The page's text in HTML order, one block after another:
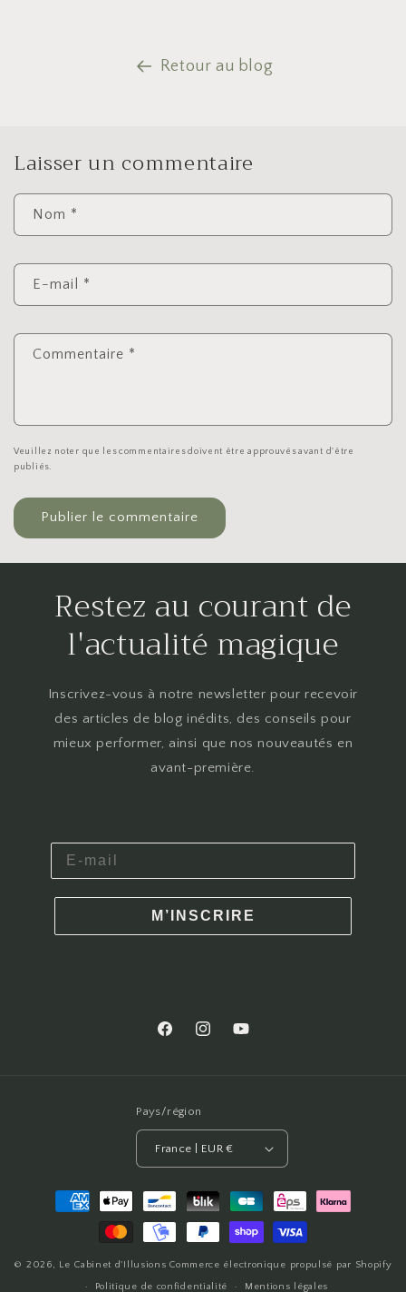
Retour au blog
Laisser un commentaire
Nom *
E-mail *
Commentaire *
Veuillez noter que les commentaires doivent être approuvés avant d'être
publiés.
Restez au courant de
l'actualité magique
Inscrivez-vous à notre newsletter pour recevoir
des articles de blog inédits, des conseils pour
mieux performer, ainsi que nos nouveautés en
avant-première.
M’INSCRIRE
FacebookInstagramYouTube
Pays/région
France | EUR €
Moyens
© 2026, Le Cabinet d'Illusions Commerce électronique propulsé par Shopify
Politique de confidentialité
Mentions légales